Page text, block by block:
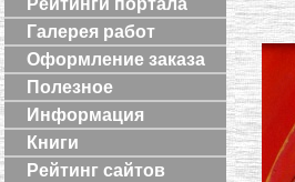
Рейтинги портала
Галерея работ
Оформление заказа
Полезное
Информация
Книги
Рейтинг сайтов